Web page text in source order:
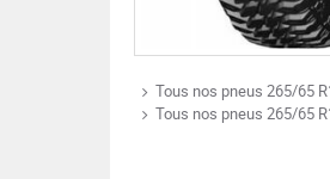
Tous nos pneus 265/65
Tous nos pneus 265/65